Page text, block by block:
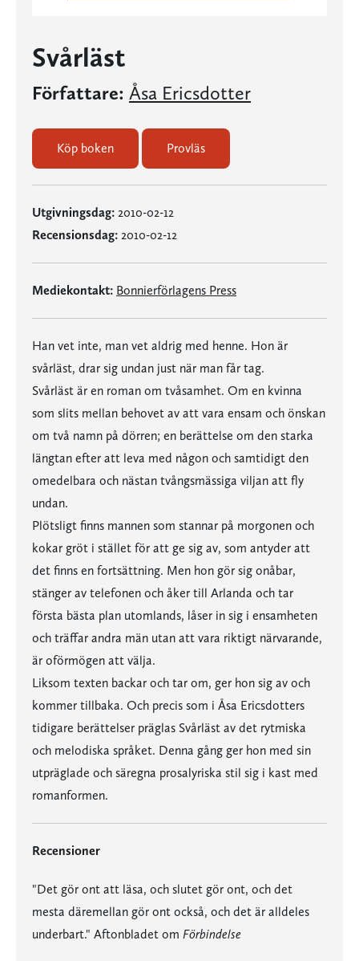
Svårläst
Författare: Åsa Ericsdotter
Köp boken Provläs
Utgivningsdag: 2010-02-12
Recensionsdag: 2010-02-12
Mediekontakt: Bonnierförlagens Press
Han vet inte, man vet aldrig med henne. Hon är
svårläst, drar sig undan just när man får tag.
Svårläst är en roman om tvåsamhet. Om en kvinna
som slits mellan behovet av att vara ensam och önskan
om två namn på dörren; en berättelse om den starka
längtan efter att leva med någon och samtidigt den
omedelbara och nästan tvångsmässiga viljan att fly
undan.
Plötsligt finns mannen som stannar på morgonen och
kokar gröt i stället för att ge sig av, som antyder att
det finns en fortsättning. Men hon gör sig onåbar,
stänger av telefonen och åker till Arlanda och tar
första bästa plan utomlands, låser in sig i ensamheten
och träffar andra män utan att vara riktigt närvarande,
är oförmögen att välja.
Liksom texten backar och tar om, ger hon sig av och
kommer tillbaka. Och precis som i Åsa Ericsdotters
tidigare berättelser präglas Svårläst av det rytmiska
och melodiska språket. Denna gång ger hon med sin
utpräglade och säregna prosalyriska stil sig i kast med
romanformen.
Recensioner
"Det gör ont att läsa, och slutet gör ont, och det
mesta däremellan gör ont också, och det är alldeles
underbart." Aftonbladet om Förbindelse